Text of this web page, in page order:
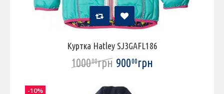
Куртка Hatley SJ3GAFL186
100000грн 90000грн
-10%